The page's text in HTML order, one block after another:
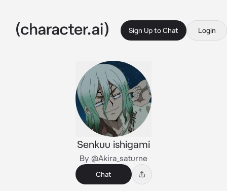
Sign Up to Chat Login
Senkuu ishigami
By @Akira_saturne
Chat